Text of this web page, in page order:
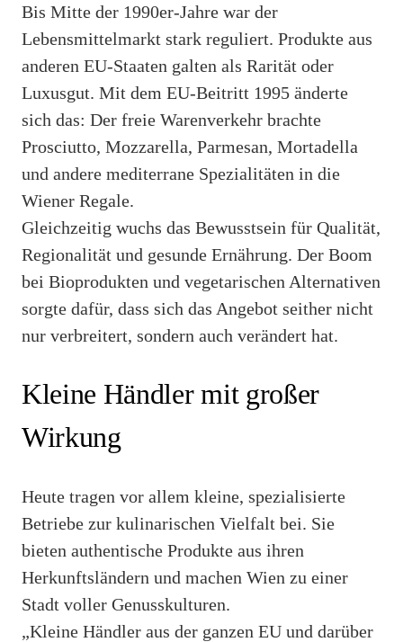
Bis Mitte der 1990er-Jahre war der
Lebensmittelmarkt stark reguliert. Produkte aus
anderen EU-Staaten galten als Rarität oder
Luxusgut. Mit dem EU-Beitritt 1995 änderte
sich das: Der freie Warenverkehr brachte
Prosciutto, Mozzarella, Parmesan, Mortadella
und andere mediterrane Spezialitäten in die
Wiener Regale.
Gleichzeitig wuchs das Bewusstsein für Qualität,
Regionalität und gesunde Ernährung. Der Boom
bei Bioprodukten und vegetarischen Alternativen
sorgte dafür, dass sich das Angebot seither nicht
nur verbreitert, sondern auch verändert hat.
Kleine Händler mit großer
Wirkung
Heute tragen vor allem kleine, spezialisierte
Betriebe zur kulinarischen Vielfalt bei. Sie
bieten authentische Produkte aus ihren
Herkunftsländern und machen Wien zu einer
Stadt voller Genusskulturen.
„Kleine Händler aus der ganzen EU und darüber